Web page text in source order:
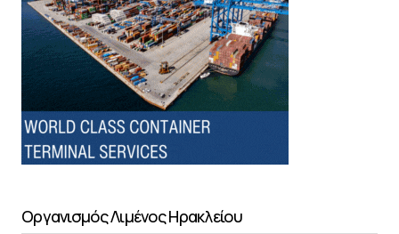
Οργανισμός Λιμένος Ηρακλείου